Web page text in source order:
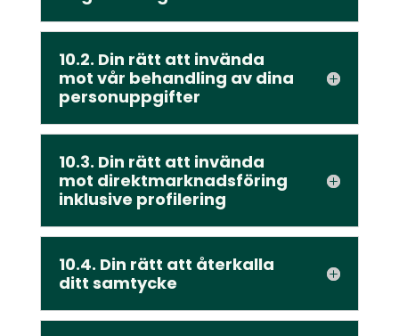
10.2. Din rätt att invända
mot vår behandling av dina
personuppgifter
10.3. Din rätt att invända
mot direktmarknadsföring
inklusive profilering
10.4. Din rätt att återkalla
ditt samtycke